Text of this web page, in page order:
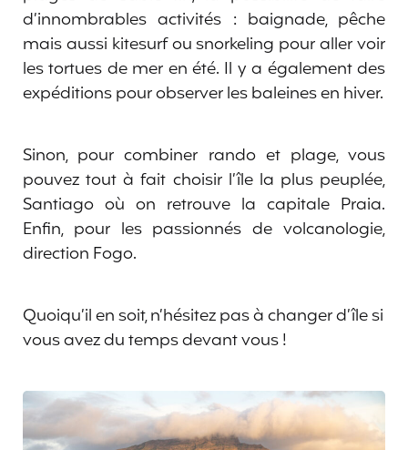
d’innombrables activités : baignade, pêche
mais aussi kitesurf ou snorkeling pour aller voir
les tortues de mer en été. Il y a également des
expéditions pour observer les baleines en hiver.
Sinon, pour combiner rando et plage, vous
pouvez tout à fait choisir l’île la plus peuplée,
Santiago où on retrouve la capitale Praia.
Enfin, pour les passionnés de volcanologie,
direction Fogo.
Quoiqu’il en soit, n’hésitez pas à changer d’île si
vous avez du temps devant vous !